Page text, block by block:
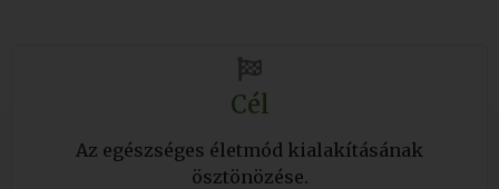
Cél
Az egészséges életmód kialakításának
ösztönözése.